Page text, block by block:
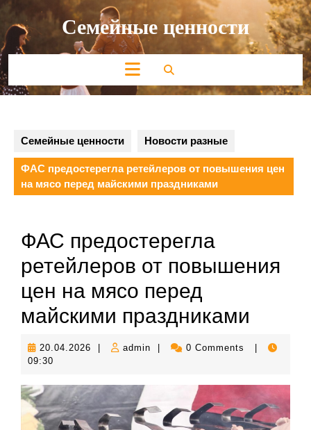
Перейти
содержимому Семейные ценности
Кнопка
Открыть
Семейные ценности Новости разные
ФАС предостерегла ретейлеров от повышения цен
на мясо перед майскими праздниками
ФАС предостерегла
ретейлеров от повышения
цен на мясо перед
майскими праздниками
20.04.2026 20.04.2026
admin admin 0 Comments
09:30